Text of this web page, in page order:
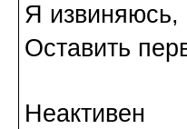
Я извиняюсь,
Оставить
Неактивен